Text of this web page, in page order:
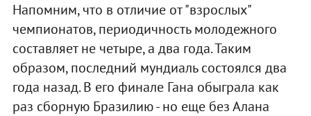
Напомним, что в отличие от "взрослых"
чемпионатов, периодичность молодежного
составляет не четыре, а два года. Таким
образом, последний мундиаль состоялся два
года назад. В его финале Гана обыграла как
раз сборную Бразилию - но еще без Алана